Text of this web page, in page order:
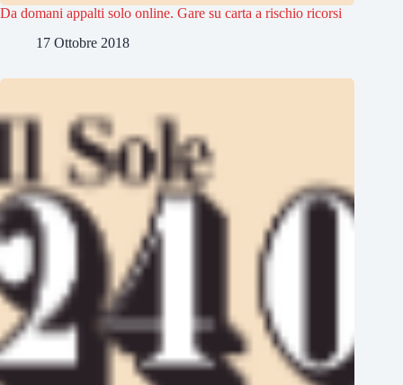
Da domani appalti solo online. Gare su carta a rischio ricorsi
17 Ottobre 2018